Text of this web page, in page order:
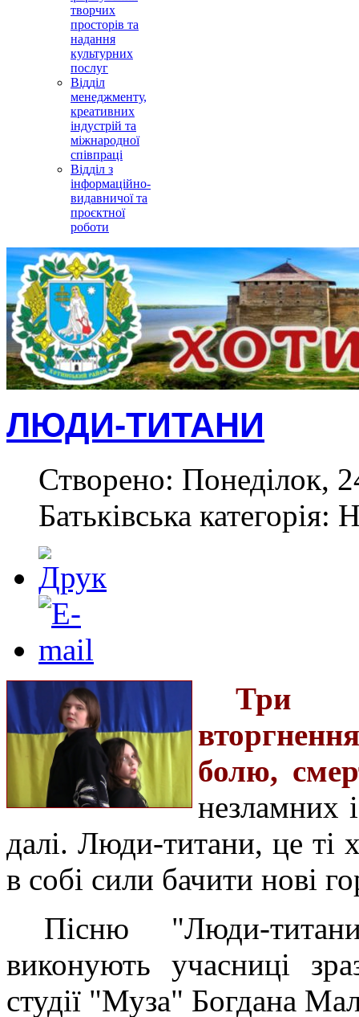
творчих
просторів та
надання
культурних
послуг
Відділ
менеджменту,
креативних
індустрій та
міжнародної
співпраці
Відділ з
інформаційно-
видавничої та
проєктної
роботи
ЛЮДИ-ТИТАНИ
Створено: Понеділок,
Батьківська категорія:
Три
болю,
незламних
далі. Люди-титани, це ті
в собі сили бачити нові
Пісню "Люди-
виконують учасниці
студії "Муза" Богдана